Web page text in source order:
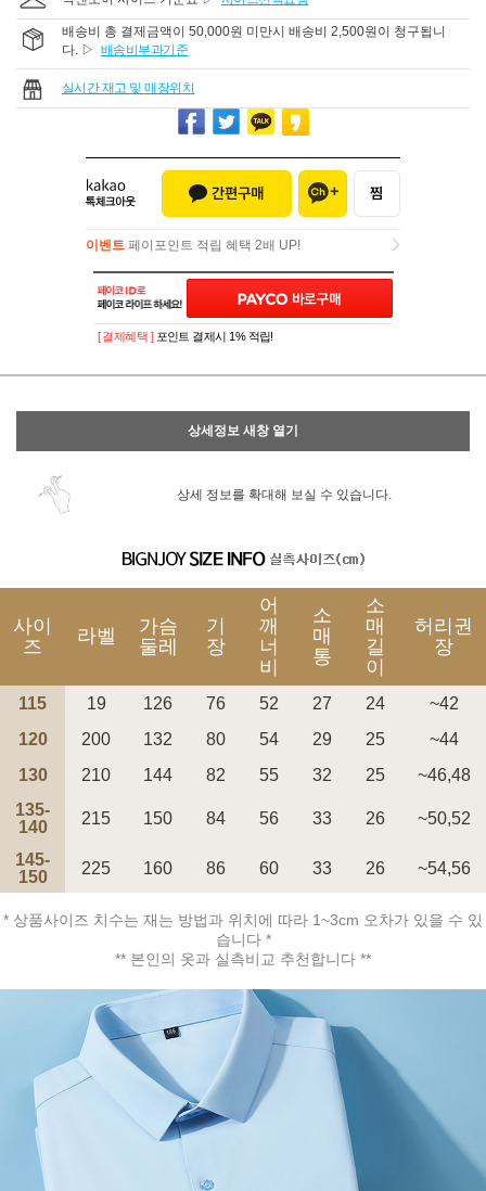
배송비 총 결제금액이 50,000원 미만시 배송비 2,500원이 청구됩니
다. ▷ 배송비부과기준
실시간 재고 및 매장위치
이벤트 페이포인트 적립 혜택 2배 UP!
이벤트페이포인트 적립 혜택 2배 UP!
페이코 ID로 페
[ 결제혜택 ] 포인트 결제시 1% 적립!
상세정보 새창 열기
상세 정보를 확대해 보실 수 있습니다.
사이
즈
라벨
가슴
둘레
기
장
어
깨
너
비
소
매
통
소
매
길
이
허리권
장
115 19 126 76 52 27 24
~42
120
200 132 80 54 29 25
~44
130
210 144 82 55 32 25
~46,48
135-
140
215 150 84 56 33 26 ~50,52
145-
150
225 160 86 60 33 26 ~54,56
* 상품사이즈 치수는 재는 방법과 위치에 따라 1~3cm 오차가 있을 수 있
습니다 *
** 본인의 옷과 실측비교 추천합니다 **